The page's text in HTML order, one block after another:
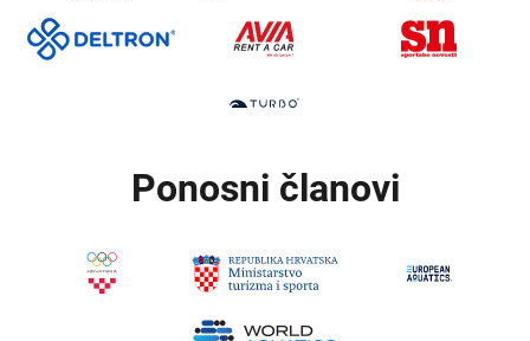
Ponosni članovi